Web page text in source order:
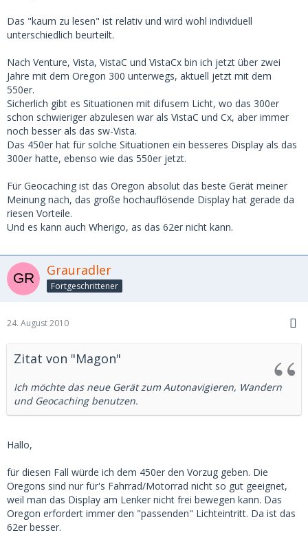
Das "kaum zu lesen" ist relativ und wird wohl individuell
unterschiedlich beurteilt.
Nach Venture, Vista, VistaC und VistaCx bin ich jetzt über zwei
Jahre mit dem Oregon 300 unterwegs, aktuell jetzt mit dem
550er.
Sicherlich gibt es Situationen mit difusem Licht, wo das 300er
schon schwieriger abzulesen war als VistaC und Cx, aber immer
noch besser als das sw-Vista.
Das 450er hat für solche Situationen ein besseres Display als das
300er hatte, ebenso wie das 550er jetzt.
Für Geocaching ist das Oregon absolut das beste Gerät meiner
Meinung nach, das große hochauflösende Display hat gerade da
riesen Vorteile.
Und es kann auch Wherigo, as das 62er nicht kann.
Grauradler
Fortgeschrittener
24. August 2010
Zitat von "Magon"
Ich möchte das neue Gerät zum Autonavigieren, Wandern
und Geocaching benutzen.
Hallo,
für diesen Fall würde ich dem 450er den Vorzug geben. Die
Oregons sind nur für's Fahrrad/Motorrad nicht so gut geeignet,
weil man das Display am Lenker nicht frei bewegen kann. Das
Oregon erfordert immer den "passenden" Lichteintritt. Da ist das
62er besser.